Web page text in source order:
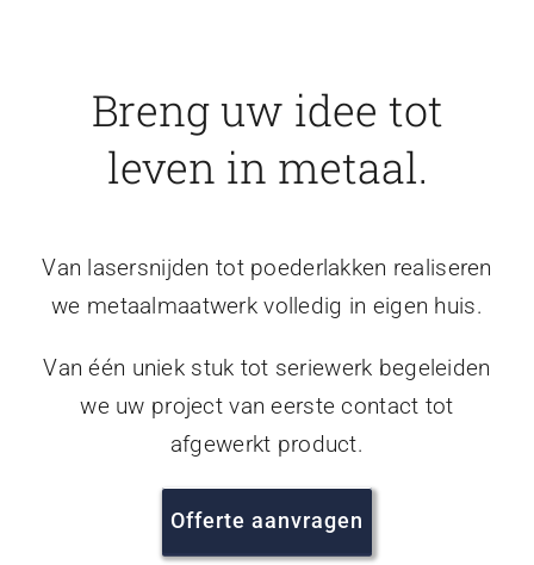
Breng uw idee tot
leven in metaal.
Van lasersnijden tot poederlakken realiseren
we metaalmaatwerk volledig in eigen huis.
Van één uniek stuk tot seriewerk begeleiden
we uw project van eerste contact tot
afgewerkt product.
Offerte aanvragen